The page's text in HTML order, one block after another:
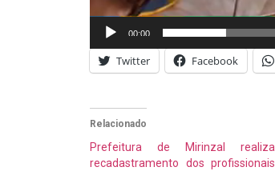
00:00
Twitter Facebook
Relacionado
Prefeitura de Mirinzal realiza
recadastramento dos profissionais